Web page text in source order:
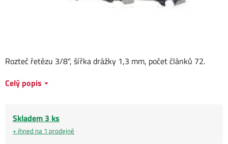
Rozteč řetězu 3/8", šířka drážky 1,3 mm, počet článků 72.
Celý popis
Skladem 3 ks
+ ihned na 1 prodejně